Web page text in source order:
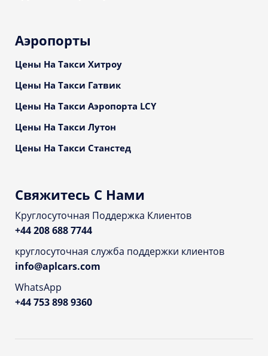
Аэропорты
Цены На Такси Хитроу
Цены На Такси Гатвик
Цены На Такси Аэропорта LCY
Цены На Такси Лутон
Цены На Такси Станстед
Свяжитесь С Нами
Круглосуточная Поддержка Клиентов
+44 208 688 7744
круглосуточная служба поддержки клиентов
info@aplcars.com
WhatsApp
+44 753 898 9360